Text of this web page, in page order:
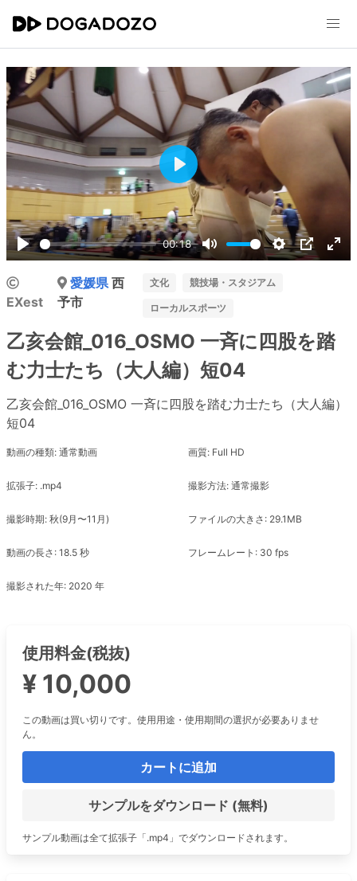
Play
00:18
Mute Settings
PIP
Play
EXest
愛媛県西
予市
文化 競技場・スタジアム
ローカルスポーツ
乙亥会館_016_OSMO 一斉に四股を踏
む力士たち（大人編）短04
乙亥会館_016_OSMO 一斉に四股を踏む力士たち（大人編）
短04
動画の種類: 通常動画 画質: Full HD
拡張子: .mp4 撮影方法: 通常撮影
撮影時期: 秋(9月〜11月) ファイルの大きさ: 29.1MB
動画の長さ: 18.5 秒 フレームレート: 30 fps
撮影された年: 2020 年
使用料金(税抜)
¥ 10,000
この動画は買い切りです。使用用途・使用期間の選択が必要ありませ
ん。
カートに追加
サンプルをダウンロード (無料)
サンプル動画は全て拡張子「.mp4」でダウンロードされます。